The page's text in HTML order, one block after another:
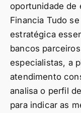
oportunidade de
Financia Tudo
estratégica
bancos
especialistas, a
atendimento
analisa o perfil
para indicar as